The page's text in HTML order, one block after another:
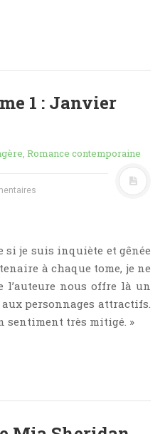
1 : Janvier
, Romance contemporaine
si je suis inquiète et gênée
à chaque tome, je ne
l’auteure nous offre là un
personnages attractifs.
sentiment très mitigé. »